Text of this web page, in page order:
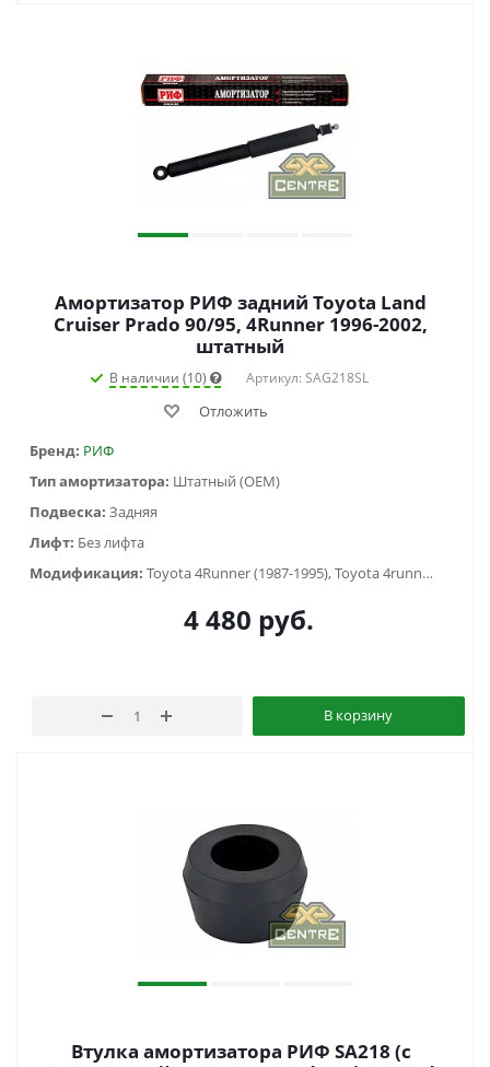
Амортизатор РИФ задний Toyota Land
Cruiser Prado 90/95, 4Runner 1996-2002,
штатный
В наличии (10) Артикул: SAG218SL
Отложить
Бренд: РИФ
Тип амортизатора: Штатный (OEM)
Подвеска: Задняя
Лифт: Без лифта
Модификация:
Toyota 4Runner (1987-1995), Toyota 4runner (1995-2003), Toyota Land Cruiser Prado 90/95 (1996-2002)
4 480 руб.
В корзину
Втулка амортизатора РИФ SA218 (с